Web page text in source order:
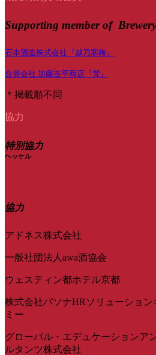
Supporting member of Brewery
石本酒造株式会社『越乃寒梅』
合資会社 加藤吉平商店『梵』
＊掲載順不同
協力
特別協力
ヘッケル
協力
アドネス株式会社
一般社団法人awa酒協会
ウェスティン都ホテル京都
株式会社パソナHRソリューショ
ミー
グローバル・エデュケーションア
ルタンツ株式会社